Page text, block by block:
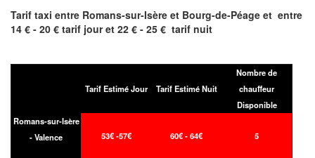
Tarif taxi entre Romans-sur-Isère et Bourg-de-Péage et entre
14 € - 20 € tarif jour et 22 € - 25 € tarif nuit
Tarif Estimé Jour Tarif Estimé Nuit
Nombre de
chauffeur
Disponible
Romans-sur-Isère
- Valence
53€ -57€ 60€ - 64€ 5